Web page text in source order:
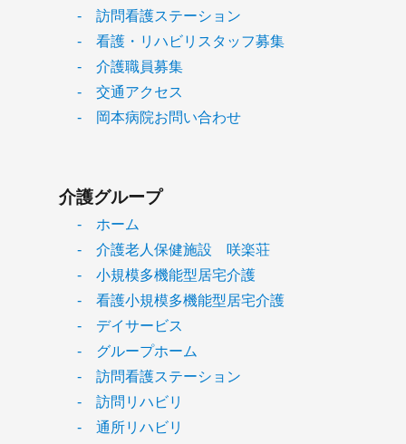
- 訪問看護ステーション
- 看護・リハビリスタッフ募集
- 介護職員募集
- 交通アクセス
- 岡本病院お問い合わせ
介護グループ
- ホーム
- 介護老人保健施設 咲楽荘
- 小規模多機能型居宅介護
- 看護小規模多機能型居宅介護
- デイサービス
- グループホーム
- 訪問看護ステーション
- 訪問リハビリ
- 通所リハビリ